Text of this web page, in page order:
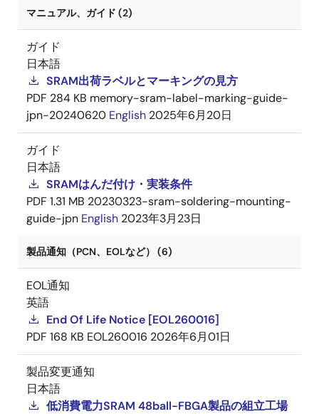
マニュアル、ガイド (2)
ガイド
日本語
SRAM出荷ラベルとマーキングの見方
PDF 284 KB memory-sram-label-marking-guide-
jpn-20240620 English 2025年6月20日
ガイド
日本語
SRAMはんだ付け・実装条件
PDF 1.31 MB 20230323-sram-soldering-mounting-
guide-jpn English 2023年3月23日
製品通知（PCN、EOLなど） (6)
EOL通知
英語
End Of Life Notice [EOL260016]
PDF 168 KB EOL260016 2026年6月01日
製品変更通知
日本語
低消費電力SRAM 48ball-FBGA製品の組立工場